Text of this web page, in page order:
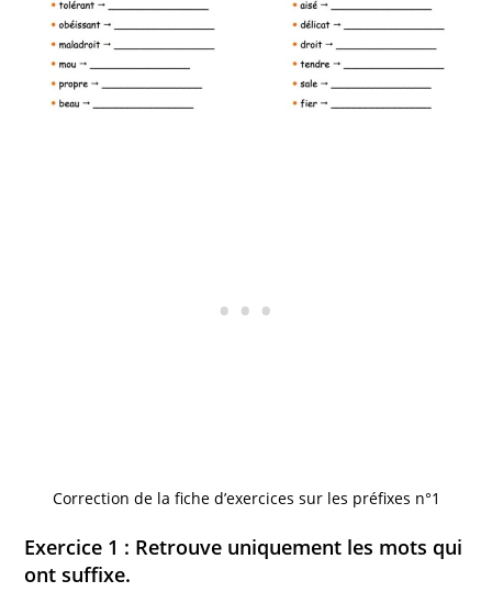
Correction de la fiche d’exercices sur les préfixes n°1
Exercice 1 : Retrouve uniquement les mots qui
ont suffixe.